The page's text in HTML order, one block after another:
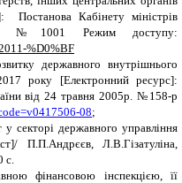
Постанова Кабінету міністрів
№1001 Режим доступу:
%D0%BF
державного внутрішнього
року [Електронний ресурс]:
від 24 травня 2005р. №158-р
08;
секторі державного управління
П.П.Андрєєв, Л.В.Гізатуліна,
с.
фінансовою інспекцією, її